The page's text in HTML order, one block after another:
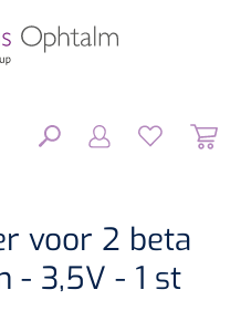
SLUITEN
voor 2 beta
- 3,5V - 1 st